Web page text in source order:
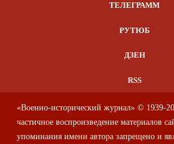
ТЕЛЕГРАММ
РУТЮБ
ДЗЕН
RSS
«Военно-исторический журнал» © 1939-
частичное воспроизведение материалов
упоминания имени автора запрещено и